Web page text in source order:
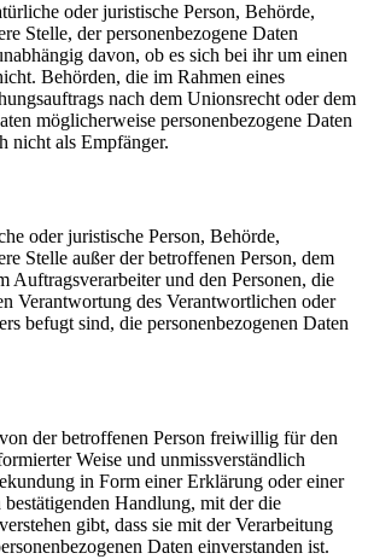
oder juristische Person, Behörde,
Stelle, der personenbezogene Daten
davon, ob es sich bei ihr um einen
Behörden, die im Rahmen eines
nach dem Unionsrecht oder dem
möglicherweise personenbezogene Daten
nicht als Empfänger.
oder juristische Person, Behörde,
Stelle außer der betroffenen Person, dem
Auftragsverarbeiter und den Personen, die
Verantwortung des Verantwortlichen oder
befugt sind, die personenbezogenen Daten
der betroffenen Person freiwillig für den
Weise und unmissverständlich
in Form einer Erklärung oder einer
bestätigenden Handlung, mit der die
gibt, dass sie mit der Verarbeitung
Daten einverstanden ist.